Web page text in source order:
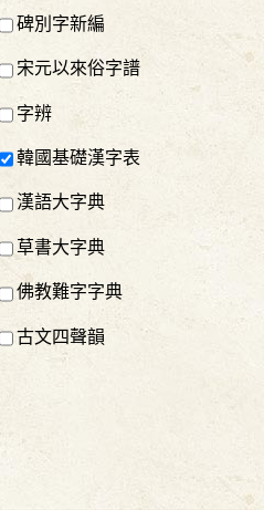
碑別字新編
宋元以來俗字譜
字辨
韓國基礎漢字表
漢語大字典
草書大字典
佛教難字字典
古文四聲韻